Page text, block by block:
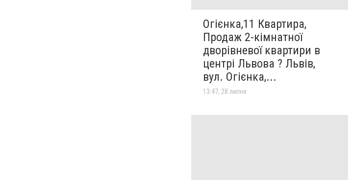
Огієнка,11 Квартира,
Продаж 2-кімнатної
дворівневої квартири в
центрі Львова ? Львів,
вул. Огієнка,...
13:47, 28 липня